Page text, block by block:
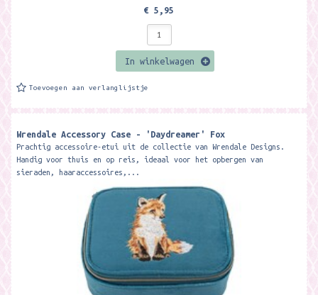
€ 5,95
In winkelwagen
Toevoegen aan verlanglijstje
Wrendale Accessory Case - 'Daydreamer' Fox
Prachtig accessoire-etui uit de collectie van Wrendale Designs.
Handig voor thuis en op reis, ideaal voor het opbergen van
sieraden, haaraccessoires,...